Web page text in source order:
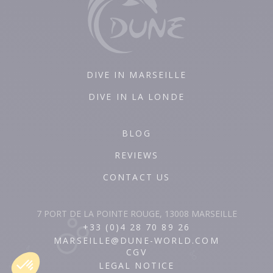
DIVE IN MARSEILLE
DIVE IN LA LONDE
BLOG
REVIEWS
CONTACT US
7 PORT DE LA POINTE ROUGE, 13008 MARSEILLE
+33 (0)4 28 70 89 26
MARSEILLE@DUNE-WORLD.COM
LEGAL NOTICE
CGV